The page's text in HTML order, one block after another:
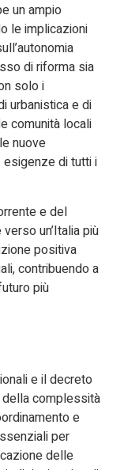
un ampio
le implicazioni
di riforma sia
solo i
urbanistica e di
comunità locali
nuove
di tutti i
e del
un’Italia più
positiva
contribuendo a
più
e il decreto
della complessità
e
per
delle